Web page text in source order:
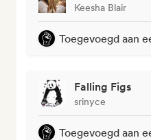
Keesha Blair
Toegevoegd aan
Falling Figs
srinyce
Toegevoegd aan